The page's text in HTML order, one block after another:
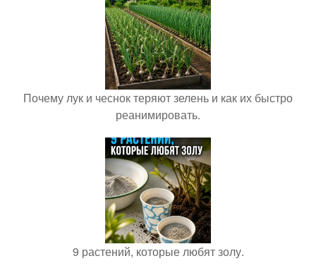
Почему лук и чеснок теряют зелень и как их быстро
реанимировать.
9 растений, которые любят золу.